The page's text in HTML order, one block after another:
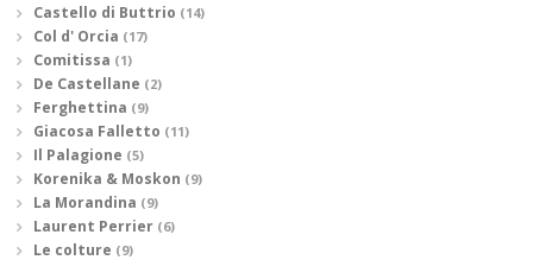
Castello di Buttrio (14)
Col d' Orcia (17)
Comitissa (1)
De Castellane (2)
Ferghettina (9)
Giacosa Falletto (11)
Il Palagione (5)
Korenika & Moskon (9)
La Morandina (9)
Laurent Perrier (6)
Le colture (9)